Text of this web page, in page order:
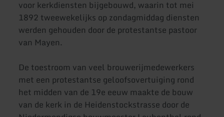
voor kerkdiensten bijgebouwd, waarin tot mei
1892 tweewekelijks op zondagmiddag diensten
werden gehouden door de protestantse pastoor
van Mayen.
De toestroom van veel brouwerijmedewerkers
met een protestantse geloofsovertuiging rond
het midden van de 19e eeuw maakte de bouw
van de kerk in de Heidenstockstrasse door de